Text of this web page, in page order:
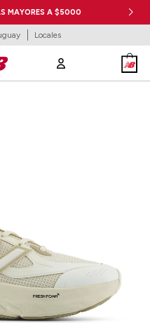
MAYORES A $5000
Locales